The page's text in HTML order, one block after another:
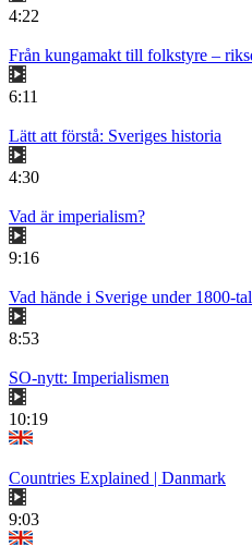
4:22
Från kungamakt till folkstyre –
6:11
Lätt att förstå: Sveriges historia
4:30
Vad är imperialism?
9:16
Vad hände i Sverige under 1800-
8:53
SO-nytt: Imperialismen
10:19
Countries Explained | Danmark
9:03